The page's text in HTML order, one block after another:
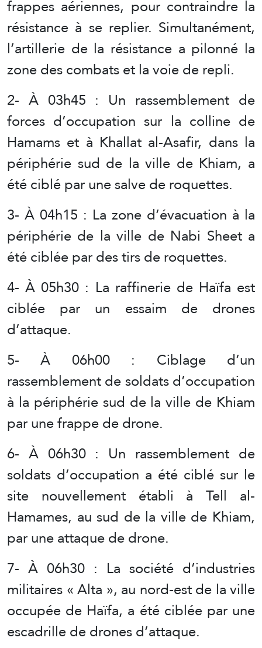
frappes aériennes, pour contraindre la
résistance à se replier. Simultanément,
l’artillerie de la résistance a pilonné la
zone des combats et la voie de repli.
2- À 03h45 : Un rassemblement de
forces d’occupation sur la colline de
Hamams et à Khallat al-Asafir, dans la
périphérie sud de la ville de Khiam, a
été ciblé par une salve de roquettes.
3- À 04h15 : La zone d’évacuation à la
périphérie de la ville de Nabi Sheet a
été ciblée par des tirs de roquettes.
4- À 05h30 : La raffinerie de Haïfa est
ciblée par un essaim de drones
d’attaque.
5- À 06h00 : Ciblage d’un
rassemblement de soldats d’occupation
à la périphérie sud de la ville de Khiam
par une frappe de drone.
6- À 06h30 : Un rassemblement de
soldats d’occupation a été ciblé sur le
site nouvellement établi à Tell al-
Hamames, au sud de la ville de Khiam,
par une attaque de drone.
7- À 06h30 : La société d’industries
militaires « Alta », au nord-est de la ville
occupée de Haïfa, a été ciblée par une
escadrille de drones d’attaque.